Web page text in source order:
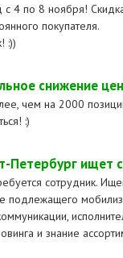
4 по 8 ноября!
покупателя.
:))
снижение
чем на 2000
:)
Петербург ищет
сотрудник.
подлежащего
и знание